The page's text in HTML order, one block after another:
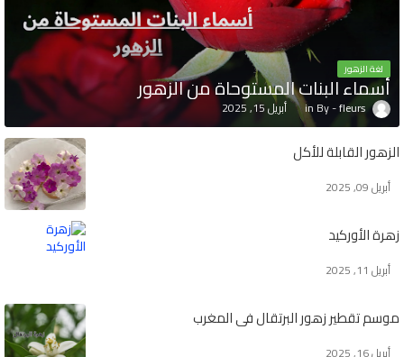
لغة الزهور
أسماء البنات المستوحاة من الزهور
fleurs أبريل 15, 2025
الزهور القابلة للأكل
أبريل 09, 2025
زهرة الأوركيد
أبريل 11, 2025
موسم تقطير زهور البرتقال في المغرب
أبريل 16, 2025